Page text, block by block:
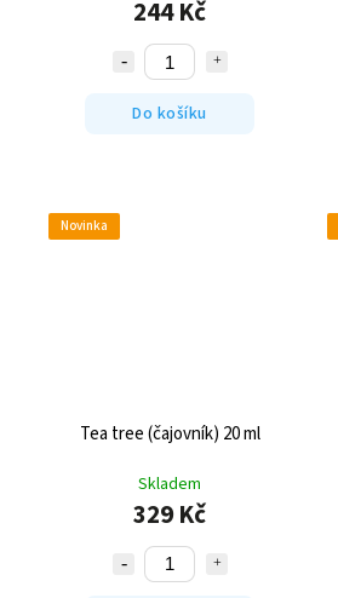
244 Kč
Do košíku
Novinka
Tea tree (čajovník) 20 ml
Skladem
329 Kč